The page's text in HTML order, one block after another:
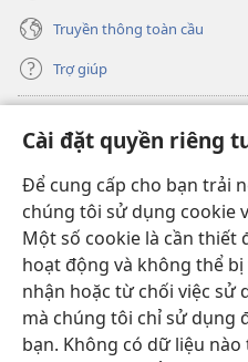
Cài đặt quyền riêng
Để cung cấp cho bạn trải
chúng tôi sử dụng cookie
Một số cookie là cần thiết
hoạt động và không thể
nhận hoặc từ chối việc sử
mà chúng tôi chỉ sử dụng
bạn. Không có dữ liệu
Truyền thông toàn cầu
Trợ giúp
(mở
cửa
sổ
mới)
THƯ VIỆN TRỰC TUYẾN Tháp
(mở
cửa
sổ
mới)
JW Hub ®
(mở
cửa
sổ
mới)
JW Library
Thư viện Tháp Canh